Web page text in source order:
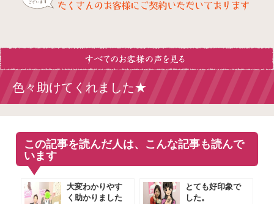
色々助けてくれました★
この記事を読んだ人は、こんな記事も読んで
います
大変わかりやす
く助かりました
とても好印象で
した。